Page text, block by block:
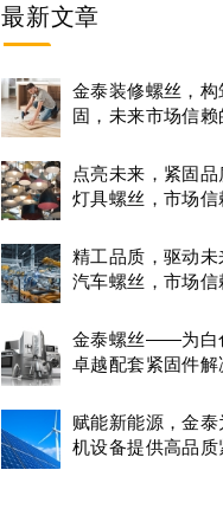
最新文章
金泰装修螺丝，构
固，未来市场信赖
点亮未来，紧固
灯具螺丝，市场信
精工品质，驱动
汽车螺丝，市场信
金泰螺丝——为白
卓越配套紧固件解
赋能新能源，金
机设备提供高品质